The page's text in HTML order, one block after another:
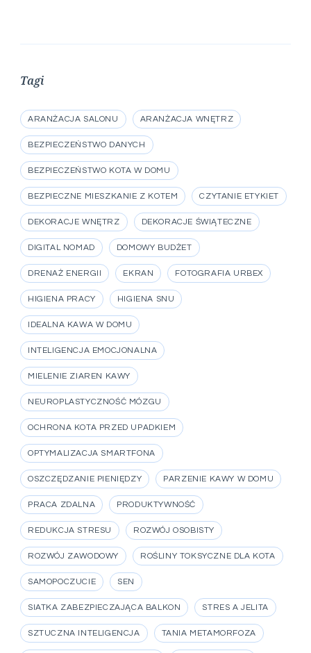
Tagi
ARANŻACJA SALONU ARANŻACJA WNĘTRZ
BEZPIECZEŃSTWO DANYCH
BEZPIECZEŃSTWO KOTA W DOMU
BEZPIECZNE MIESZKANIE Z KOTEM CZYTANIE ETYKIET
DEKORACJE WNĘTRZ DEKORACJE ŚWIĄTECZNE
DIGITAL NOMAD DOMOWY BUDŻET
DRENAŻ ENERGII EKRAN FOTOGRAFIA URBEX
HIGIENA PRACY HIGIENA SNU
IDEALNA KAWA W DOMU
INTELIGENCJA EMOCJONALNA
MIELENIE ZIAREN KAWY
NEUROPLASTYCZNOŚĆ MÓZGU
OCHRONA KOTA PRZED UPADKIEM
OPTYMALIZACJA SMARTFONA
OSZCZĘDZANIE PIENIĘDZY PARZENIE KAWY W DOMU
PRACA ZDALNA PRODUKTYWNOŚĆ
REDUKCJA STRESU ROZWÓJ OSOBISTY
ROZWÓJ ZAWODOWY ROŚLINY TOKSYCZNE DLA KOTA
SAMOPOCZUCIE SEN
SIATKA ZABEZPIECZAJĄCA BALKON STRES A JELITA
SZTUCZNA INTELIGENCJA TANIA METAMORFOZA